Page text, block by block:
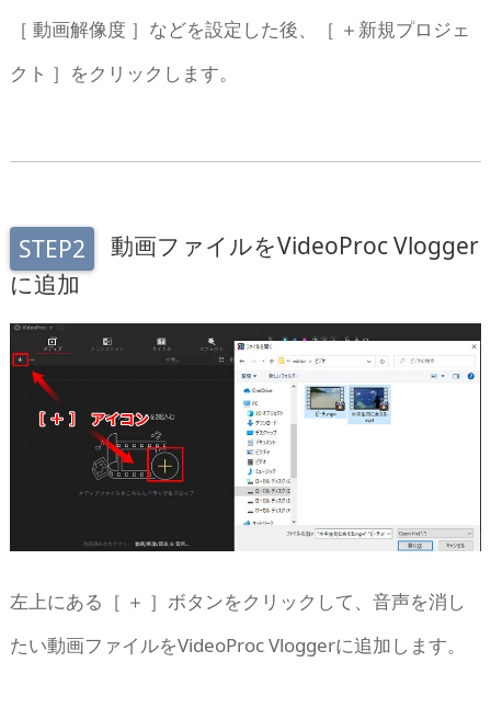
［ 動画解像度 ］などを設定した後、［ ＋新規プロジェ
クト ］をクリックします。
STEP2
動画ファイルをVideoProc Vlogger
に追加
左上にある［ ＋ ］ボタンをクリックして、音声を消し
たい動画ファイルをVideoProc Vloggerに追加します。